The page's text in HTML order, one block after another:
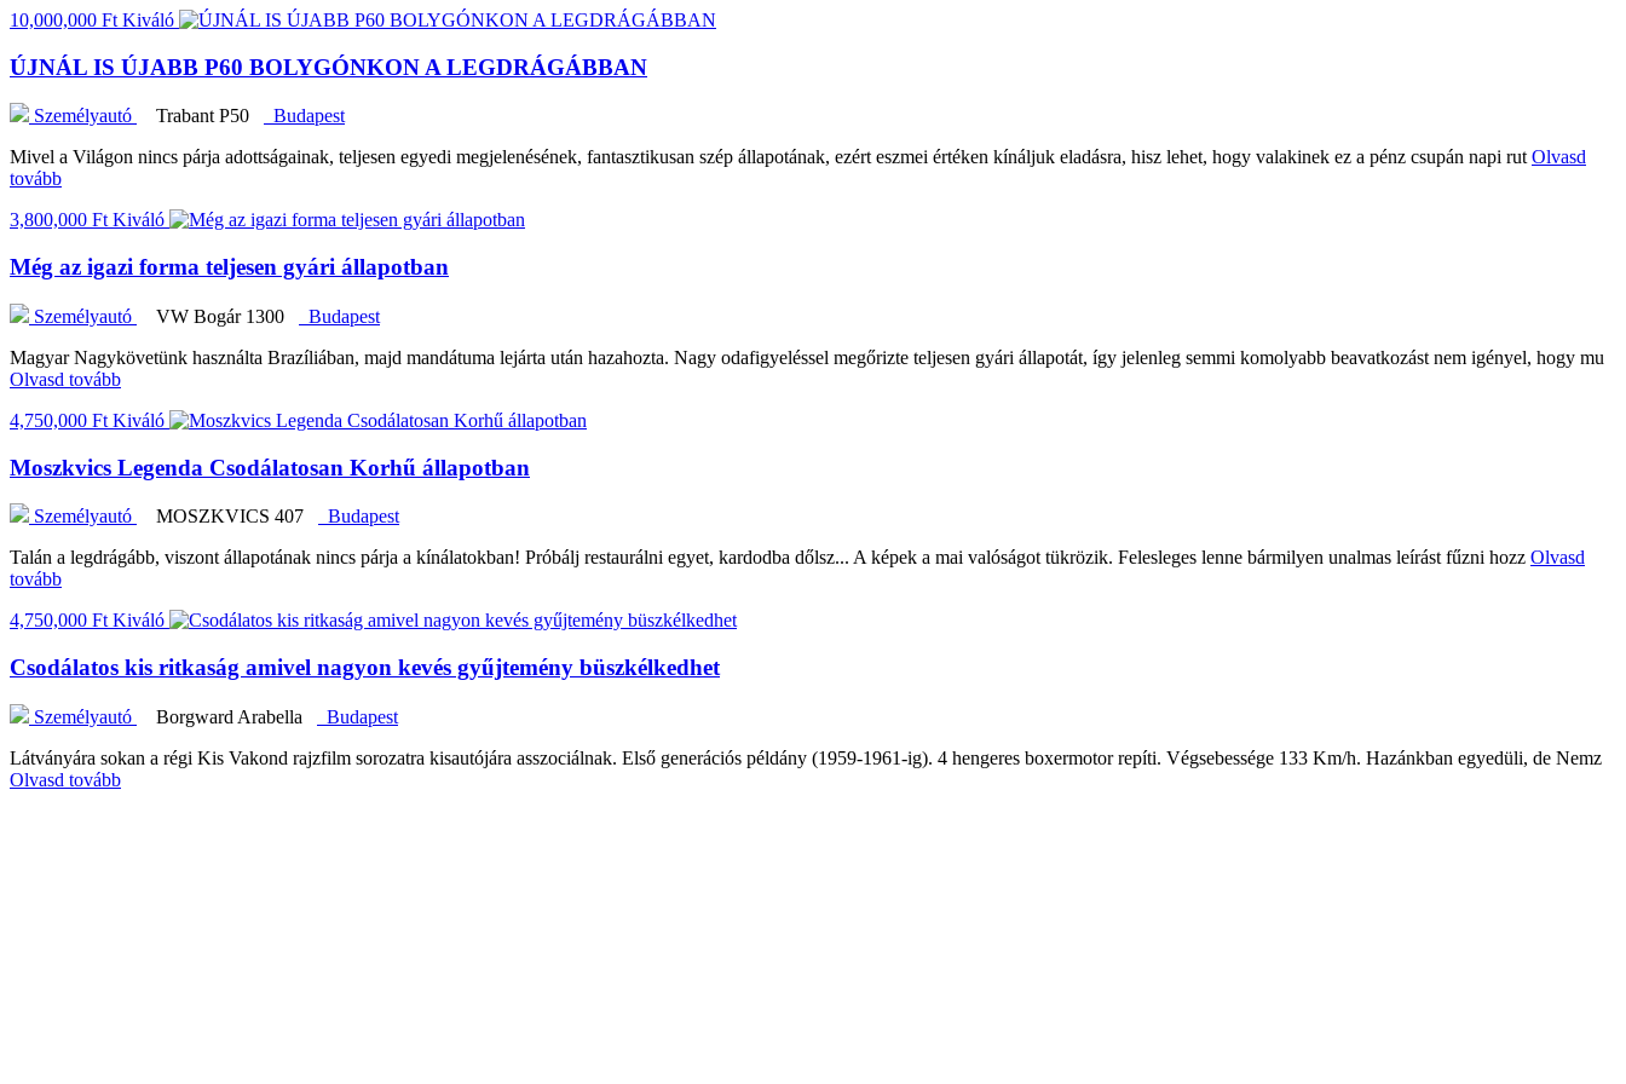
10,000,000 Ft Kiváló
ÚJNÁL IS ÚJABB P60 BOLYGÓNKON A LEGDRÁGÁBBAN
Személyautó Trabant P50
Budapest
Mivel a Világon nincs párja adottságainak, teljesen egyedi megjelenésének, fantasztikusan szép állapotának, ezért eszmei értéken kínáljuk eladásra, hisz lehet, hogy valakinek ez a pénz csupán napi rutOlvasd
tovább
3,800,000 FtKiváló
Még az igazi forma teljesen gyári állapotban
Személyautó VW Bogár 1300
Budapest
Magyar Nagykövetünk használta Brazíliában, majd mandátuma lejárta után hazahozta. Nagy odafigyeléssel megőrizte teljesen gyári állapotát, így jelenleg semmi komolyabb beavatkozást nem igényel, hogy mu
Olvasd tovább
4,750,000 Ft Kiváló
Moszkvics Legenda Csodálatosan Korhű állapotban
Személyautó MOSZKVICS 407
Budapest
Talán a legdrágább, viszont állapotának nincs párja a kínálatokban! Próbálj restaurálni egyet, kardodba dőlsz... A képek a mai valóságot tükrözik. Felesleges lenne bármilyen unalmas leírást fűzni hozz Olvasd
tovább
4,750,000 Ft Kiváló
Csodálatos kis ritkaság amivel nagyon kevés gyűjtemény büszkélkedhet
Személyautó Borgward Arabella
Budapest
Látványára sokan a régi Kis Vakond rajzfilm sorozatra kisautójára asszociálnak. Első generációs példány (1959-1961-ig). 4 hengeres boxermotor repíti. Végsebessége 133 Km/h. Hazánkban egyedüli, de Nemz
Olvasd tovább